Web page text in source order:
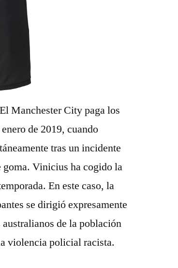
Manchester City paga los
de 2019, cuando
tras un incidente
goma. Vinicius ha cogido la
En este caso, la
se dirigió expresamente
de la población
violencia policial racista.